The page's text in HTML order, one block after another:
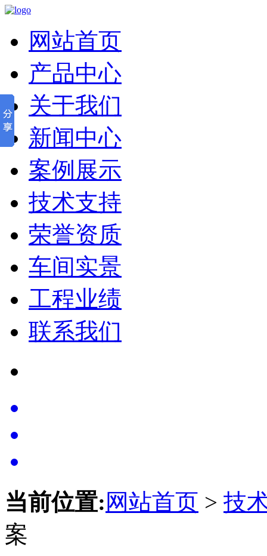
网站首页
产品中心
关于我们
新闻中心
案例展示
技术支持
荣誉资质
车间实景
工程业绩
联系我们
当前位置: 网站首页 > 技
案